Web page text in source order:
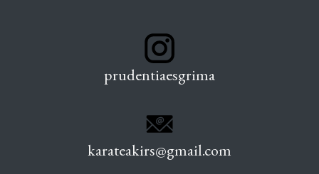
prudentiaesgrima
karateakirs@gmail.com